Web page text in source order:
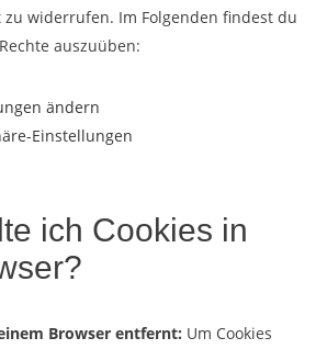
widerrufen. Im Folgenden findest du
auszuüben:
ändern
Einstellungen
ich Cookies in
Browser entfernt: Um Cookies